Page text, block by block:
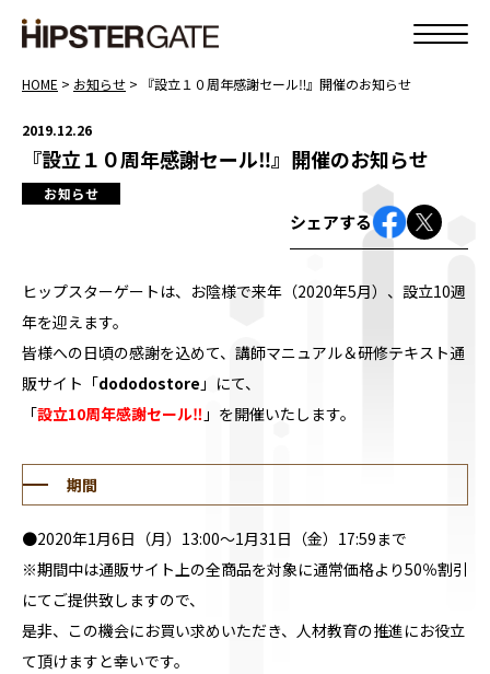
HOME > お知らせ > 『設立１０周年感謝セール‼』開催のお知らせ
2019.12.26
『設立１０周年感謝セール‼』開催のお知らせ
お知らせ
シェアする
ヒップスターゲートは、お陰様で来年（2020年5月）、設立10週
年を迎えます。
皆様への日頃の感謝を込めて、講師マニュアル＆研修テキスト通
販サイト「dododostore 」にて、
「設立10周年感謝セール‼ 」を開催いたします。
期間
●2020年1月6日（月）13:00～1月31日（金）17:59まで
※期間中は通販サイト上の全商品を対象に通常価格より50％割引
にてご提供致しますので、
是非、この機会にお買い求めいただき、人材教育の推進にお役立
て頂けますと幸いです。